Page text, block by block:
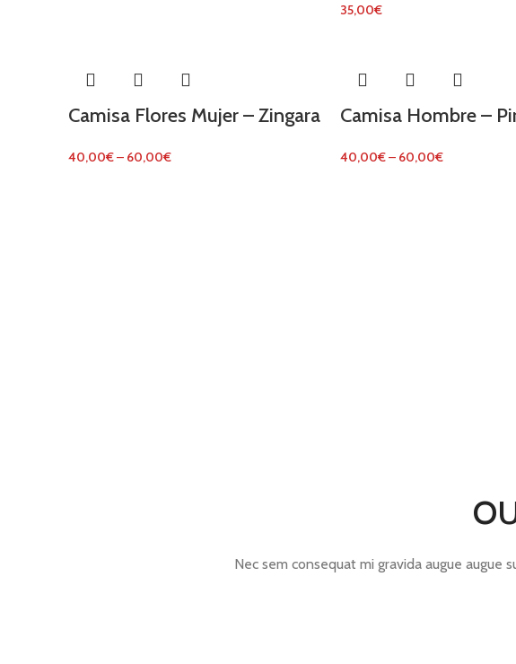
35,00€
Camisa Flores Mujer – Zingara
40,00€– 60,00€
Camisa Hombre –
40,00€– 60,00€
Nec sem consequat mi gravida augue augue